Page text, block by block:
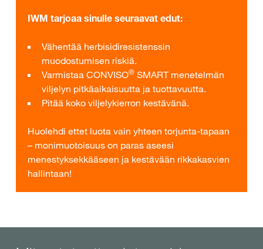
IWM tarjoaa sinulle seuraavat edut:
Vähentää herbisidiresistenssin
muodostumisen riskiä.
Varmistaa CONVISO® SMART menetelmän
viljelyn pitkäaikaisuutta ja tuottavuutta.
Pitää koko viljelykierron kestävänä.
Huolehdi ettet luota vain yhteen torjunta-tapaan
– monimuotoisuus on paras aseesi
menestyksekkääseen ja kestävään rikkakasvien
hallintaan!